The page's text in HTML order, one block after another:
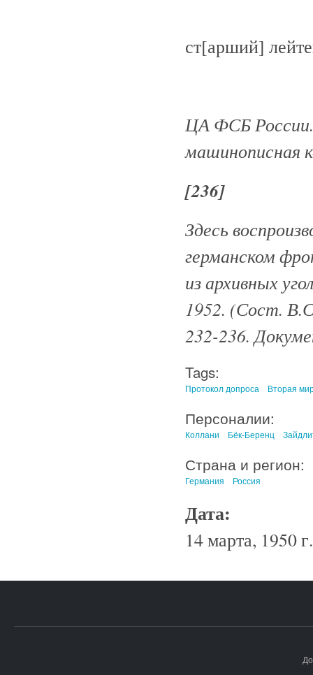
ст[арший]
ЦА ФСБ России.
машинописная
[236]
Здесь
германском
из архивных
1952. (Сост.
232-236.
Tags:
Протокол допроса Вторая
Персоналии:
Коллани Бёк-Беренц
Страна и регион:
Германия Россия
Дата:
14 марта, 1950 г.